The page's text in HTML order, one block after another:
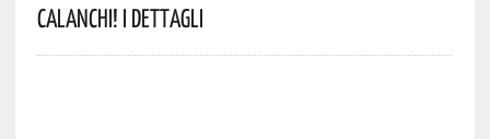
Calanchi! I Dettagli